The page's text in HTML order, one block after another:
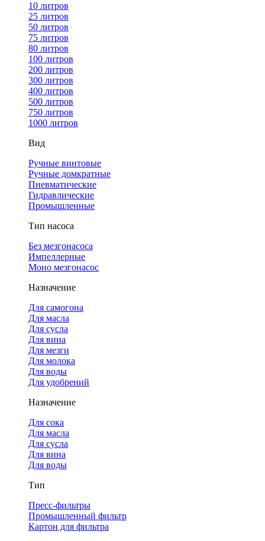
10 литров
25 литров
50 литров
75 литров
80 литров
100 литров
200 литров
300 литров
400 литров
500 литров
750 литров
1000 литров
Вид
Ручные винтовые
Ручные домкратные
Пневматические
Гидравлические
Промышленные
Тип насоса
Без мезгонасоса
Импеллерные
Моно мезгонасос
Назначение
Для самогона
Для масла
Для сусла
Для вина
Для мезги
Для молока
Для воды
Для удобрений
Назначение
Для сока
Для масла
Для сусла
Для вина
Для воды
Тип
Пресс-фильтры
Промышленный фильтр
Картон для фильтра